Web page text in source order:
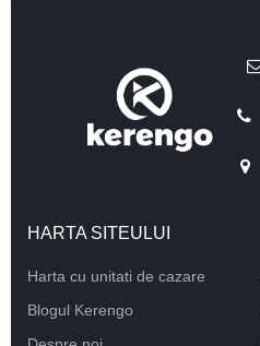
HARTA SITEULUI
Harta cu unitati de cazare
Blogul Kerengo